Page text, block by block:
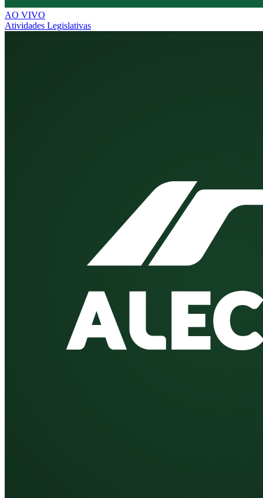
AO VIVO
Atividades Legislativas